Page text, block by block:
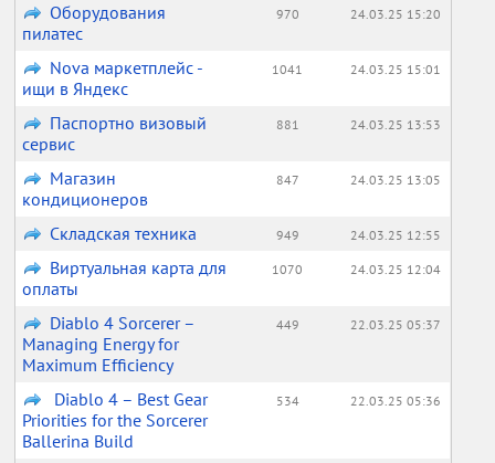
Оборудования
пилатес
970 24.03.25 15:20
Nova маркетплейс -
ищи в Яндекс
1041 24.03.25 15:01
Паспортно визовый
сервис
881 24.03.25 13:53
Магазин
кондиционеров
847 24.03.25 13:05
Складская техника 949 24.03.25 12:55
Виртуальная карта для
оплаты
1070 24.03.25 12:04
Diablo 4 Sorcerer –
Managing Energy for
Maximum Efficiency
449 22.03.25 05:37
Diablo 4 – Best Gear
Priorities for the Sorcerer
Ballerina Build
534 22.03.25 05:36